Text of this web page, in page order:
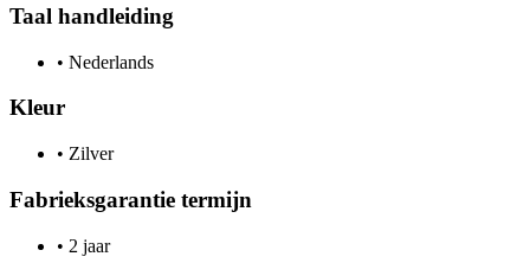
Taal handleiding
• Nederlands
Kleur
• Zilver
Fabrieksgarantie termijn
• 2 jaar